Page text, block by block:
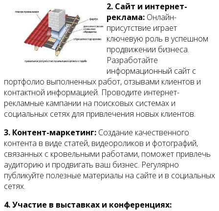
2. Сайт и интернет-
реклама: Онлайн-
присутствие играет
ключевую роль в успешном
продвижении бизнеса.
Разработайте
информационный сайт с
портфолио выполненных работ, отзывами клиентов и
контактной информацией. Проводите интернет-
рекламные кампании на поисковых системах и
социальных сетях для привлечения новых клиентов.
3. Контент-маркетинг: Создание качественного
контента в виде статей, видеороликов и фотографий,
связанных с кровельными работами, поможет привлечь
аудиторию и продвигать ваш бизнес. Регулярно
публикуйте полезные материалы на сайте и в социальных
сетях.
4. Участие в выставках и конференциях: